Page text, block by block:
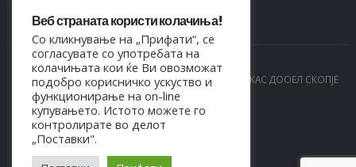
© Copyright 2021. Сите права се задржани од МАРКАС ДООЕЛ СКОПЈЕ
- 4044021518150
Веб страната користи колачиња!
Со кликнување на „Прифати“, се
согласувате со употребата на
колачињата кои ќе Ви овозможат
подобро корисничко ускуство и
функционирање на on-line
купувањето. Истото можете го
контролирате во делот
„Поставки".